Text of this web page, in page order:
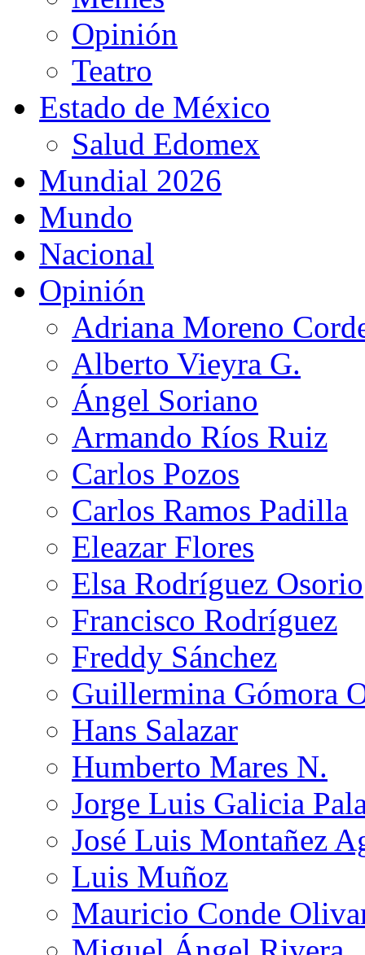
Opinión
Teatro
Estado de México
Salud Edomex
Mundial 2026
Mundo
Nacional
Opinión
Adriana Moreno
Alberto Vieyra G.
Ángel Soriano
Armando Ríos Ruiz
Carlos Pozos
Carlos Ramos Padilla
Eleazar Flores
Elsa Rodríguez Osorio
Francisco Rodríguez
Freddy Sánchez
Guillermina Gómora
Hans Salazar
Humberto Mares N.
Jorge Luis Galicia
José Luis Montañez
Luis Muñoz
Mauricio Conde